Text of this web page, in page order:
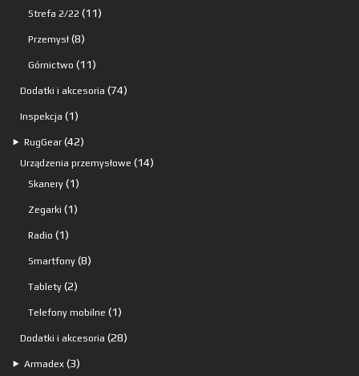
produktów
Strefa 2/22 1111
Przemysł 88
produktów
Górnictwo 1111
produktów
Dodatki i akcesoria 7474
Inspekcja 11
produkt
⯈ RugGear 4242
produkty
Urządzenia przemysłowe 1414
Skanery 11
produkt
Zegarki 11
Radio 11
produkt
Smartfony 88
Tablety 22
produkty
Telefony mobilne 11
produkt
Dodatki i akcesoria 2828
⯈ Armadex 33